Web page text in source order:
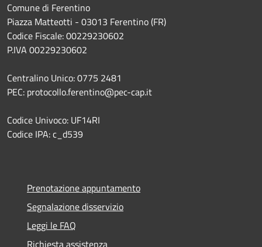
Comune di Ferentino
Piazza Matteotti - 03013 Ferentino (FR)
Codice Fiscale: 00229230602
P.IVA 00229230602
Centralino Unico: 0775 2481
PEC: protocollo.ferentino@pec-cap.it
Codice Univoco: UF14RI
Codice IPA: c_d539
Prenotazione appuntamento
Segnalazione disservizio
Leggi le FAQ
Richiesta assistenza